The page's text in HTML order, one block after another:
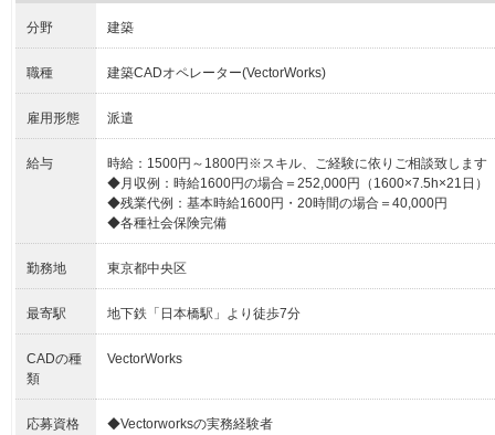
分野 建築
職種 建築CADオペレーター(VectorWorks)
雇用形態 派遣
給与
時給：1500円～1800円※スキル、ご経験に依りご相談致します
◆月収例：時給1600円の場合＝252,000円（1600×7.5h×21日）
◆残業代例：基本時給1600円・20時間の場合＝40,000円
◆各種社会保険完備
勤務地 東京都中央区
最寄駅 地下鉄「日本橋駅」より徒歩7分
CADの種
類
VectorWorks
応募資格
◆Vectorworksの実務経験者